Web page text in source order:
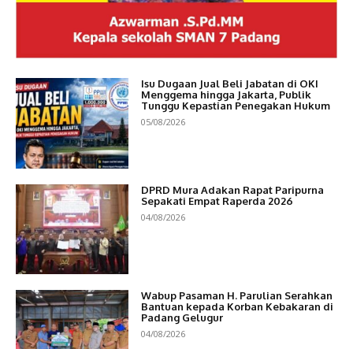
Isu Dugaan Jual Beli Jabatan di OKI
Menggema hingga Jakarta, Publik
Tunggu Kepastian Penegakan Hukum
05/08/2026
DPRD Mura Adakan Rapat Paripurna
Sepakati Empat Raperda 2026
04/08/2026
Wabup Pasaman H. Parulian Serahkan
Bantuan kepada Korban Kebakaran di
Padang Gelugur
04/08/2026